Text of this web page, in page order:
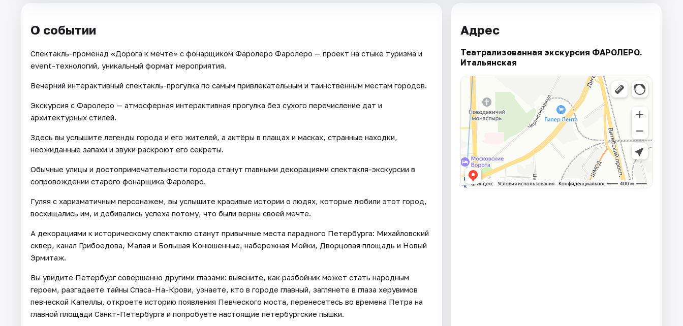
О событии
Спектакль-променад «Дорога к мечте» с фонарщиком Фаролеро Фаролеро — проект на стыке туризма и
event-технологий, уникальный формат мероприятия.
Вечерний интерактивный спектакль-прогулка по самым привлекательным и таинственным местам городов.
Экскурсия с Фаролеро — атмосферная интерактивная прогулка без сухого перечисление дат и
архитектурных стилей.
Здесь вы услышите легенды города и его жителей, а актёры в плащах и масках, странные находки,
неожиданные запахи и звуки раскроют его секреты.
Обычные улицы и достопримечательности города станут главными декорациями спектакля-экскурсии в
сопровождении старого фонарщика Фаролеро.
Гуляя с харизматичным персонажем, вы услышите красивые истории о людях, которые любили этот город,
восхищались им, и добивались успеха потому, что были верны своей мечте.
А декорациями к историческому спектаклю станут привычные места парадного Петербурга: Михайловский
сквер, канал Грибоедова, Малая и Большая Конюшенные, набережная Мойки, Дворцовая площадь и Новый
Эрмитаж.
Вы увидите Петербург совершенно другими глазами: выясните, как разбойник может стать народным
героем, разгадаете тайны Спаса-На-Крови, узнаете, кто в городе главный, заглянете в глаза херувимов
певческой Капеллы, откроете историю появления Певческого моста, перенесетесь во времена Петра на
главной площади Санкт-Петербурга и попробуете настоящие петербургские пышки.
Адрес
Театрализованная экскурсия ФАРОЛЕРО.
Итальянская